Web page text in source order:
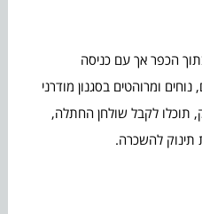
בתוך הכפר אך עם כניסה
פשוטים, נוחים ומרוהטים בסגנון מודרני
תוכלו לקבל שולחן החתלה,
תינוק להשכרה.